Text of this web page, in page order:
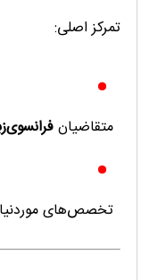
تمرکز اصلی:
متقاضیان
تخصص‌های موردنیاز